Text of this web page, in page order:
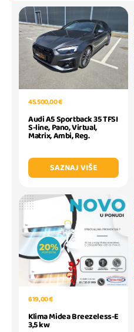
45.500,00 €
Audi A5 Sportback 35 TFSI
S-line, Pano, Virtual,
Matrix, Ambi, Reg.
SAZNAJ VIŠE
619,00 €
Klima Midea Breezeless-E
3,5 kw